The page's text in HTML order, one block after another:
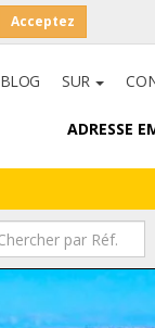
Acceptez
BLOG SUR
ADRESSE